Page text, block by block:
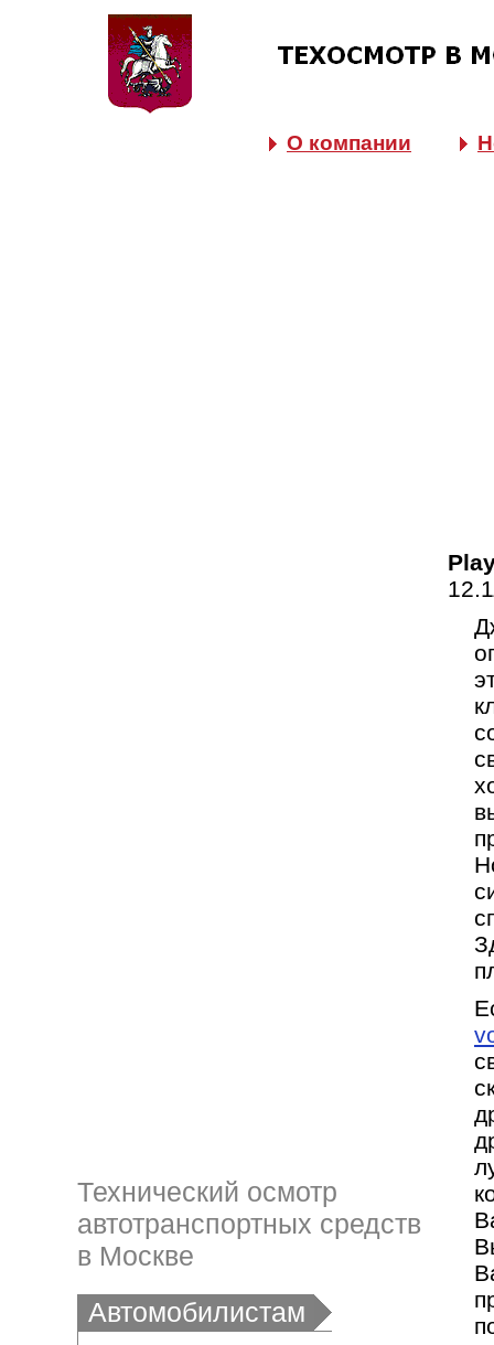
О компании
Технический осмотр
автотранспортных средств
в Москве
Автомобилистам